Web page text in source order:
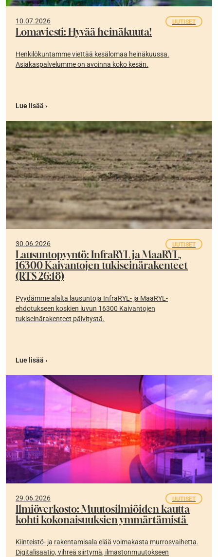
10.07.2026 UUTISET
Lomaviesti: Hyvää heinäkuuta!
Henkilökuntamme viettää kesälomaa heinäkuussa.
Asiakaspalvelumme on avoinna koko kesän.
Lue lisää ›
30.06.2026 UUTISET
Lausuntopyyntö: InfraRYL ja MaaRYL,
16300 Kaivantojen tukiseinärakenteet
(RTS 26:18)
Pyydämme alalta lausuntoja InfraRYL- ja MaaRYL-
ehdotukseen koskien luvun 16300 Kaivantojen
tukiseinärakenteet päivitystä.
Lue lisää ›
29.06.2026 UUTISET
Ilmiöverkosto: Muutosilmiöiden kautta
kohti kokonaisuuksien ymmärtämistä
Kiinteistö- ja rakentamisala elää voimakasta murrosvaihetta.
Digitalisaatio, vihreä siirtymä, ilmastonmuutokseen